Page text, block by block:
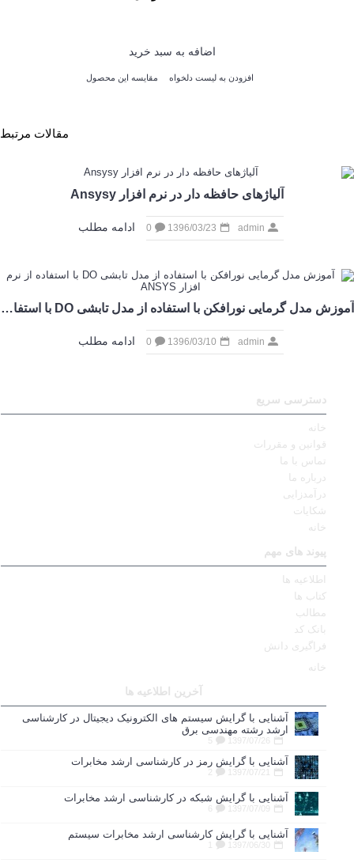
اضافه به سبد خرید
افزودن به لیست دلخواه مقایسه این محصول
مقالات مرتبط
آلیاژهای حافظه دار در نرم افزار Ansysy
admin
1396/03/23
0 ادامه مطلب
آموزش مدل گرمایی نورافکن با استفاده از مدل تابشی DO با استفاده از نرم افزار ANSYS
admin
1396/03/10
0 ادامه مطلب
دسترسی سریع
خانه
قوانین و مقررات
تماس با ما
درباره ما
درآمدزایی
شکایات
خانه
پیوند های مهم
اطلاعیه ها
کتاب ها
مطالب
بانک کد
فراگیری دانش
خانه
آخرین اطلاعیه ها
آشنایی با گرایش سیستم های الکترونیک دیجیتال در کارشناسی
ارشد رشته مهندسی برق
1397/07/26
5
آشنایی با گرایش رمز در کارشناسی ارشد مخابرات
1397/07/21
آشنایی با گرایش شبکه در کارشناسی ارشد مخابرات
1397/07/09
6
آشنایی با گرایش کارشناسی ارشد مخابرات سیستم
1397/06/30